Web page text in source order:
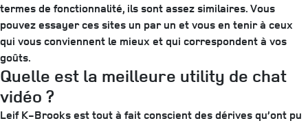
termes de fonctionnalité, ils sont assez similaires. Vous
pouvez essayer ces sites un par un et vous en tenir à ceux
qui vous conviennent le mieux et qui correspondent à vos
goûts.
Quelle est la meilleure utility de chat
vidéo ?
Leif K-Brooks est tout à fait conscient des dérives qu’ont pu